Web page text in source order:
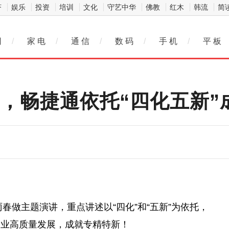
娱乐 投资 培训 文化 守艺中华 佛教 红木 韩流 简
/ 家 电 / 通 信 / 数 码 / 手 机 / 平 板
畅捷通依托“四化五新”
做主题演讲，重点讲述以“四化”和“五新”为依托，
高质量发展，成就专精特新！